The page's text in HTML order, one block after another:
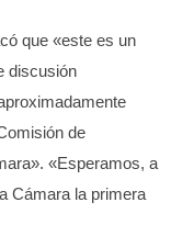
que «este es un
discusión
de
«Esperamos, a
Cámara la primera